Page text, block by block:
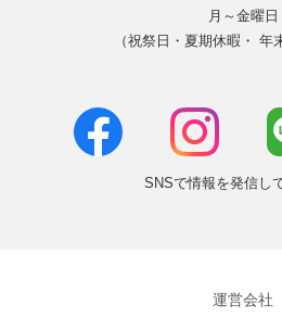
月～金曜日
（祝祭日・夏期休暇・ 年
SNSで情報を発信し
運営会社